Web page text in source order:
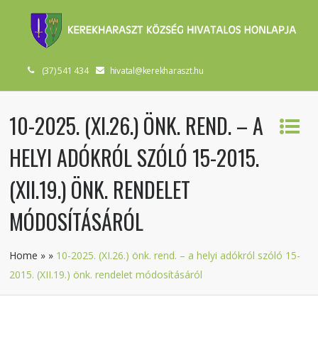
(37) 541 434 hivatal@kerekharaszt.hu
10-2025. (XI.26.) ÖNK. REND. – A
HELYI ADÓKRÓL SZÓLÓ 15-2015.
(XII.19.) ÖNK. RENDELET
MÓDOSÍTÁSÁRÓL
Home » » 10-2025. (XI.26.) önk. rend. – a helyi adókról szóló 15-
2015. (XII.19.) önk. rendelet módosításáról